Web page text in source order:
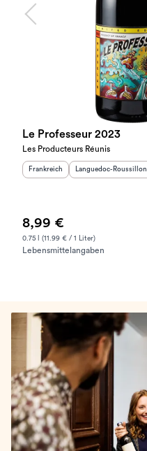
Le Professeur 2023
Les Producteurs Réunis
Herkunftsland
Frankreich Herkunftsregion:
Languedoc-Roussillon
8,99 €
0.75 l (11.99 € / 1 Liter)
Lebensmittelangaben